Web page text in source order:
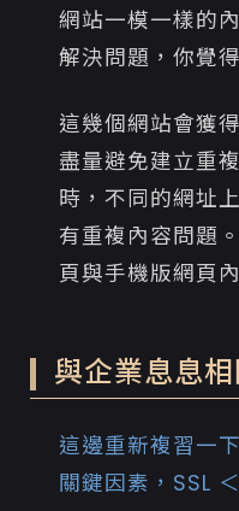
網站一模一樣的
解決問題，你覺得
這幾個網站會獲
盡量避免建立重
時，不同的網址
有重複內容問題
頁與手機版網頁
與企業息息
這邊重新複習一
關鍵因素，SSL